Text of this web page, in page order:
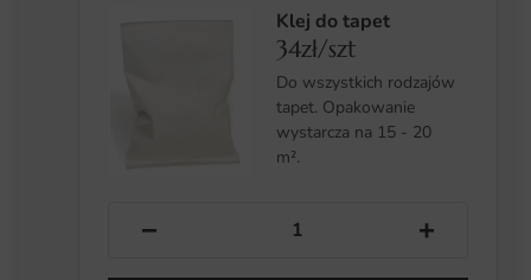
Klej do tapet
34zł/szt
Do wszystkich rodzajów
tapet. Opakowanie
wystarcza na 15 - 20
m².
− +